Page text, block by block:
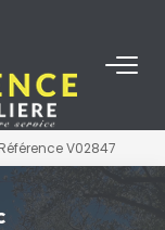
Référence V02847